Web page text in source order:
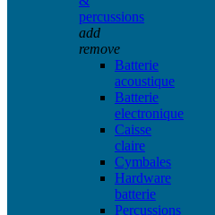
percussions
add
remove
Batterie
acoustique
Batterie
electronique
Caisse
claire
Cymbales
Hardware
batterie
Percussions